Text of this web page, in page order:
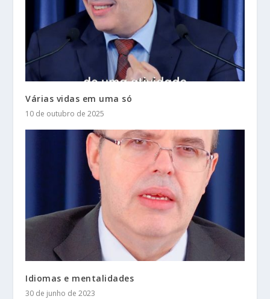
Várias vidas em uma só
10 de outubro de 2025
Idiomas e mentalidades
30 de junho de 2023